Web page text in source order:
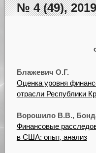
№ 4 (49),
Блажевич О.Г.
Оценка уровня
отрасли Республики
Ворошило В.В.,
Финансовые
в США: опыт, анализ